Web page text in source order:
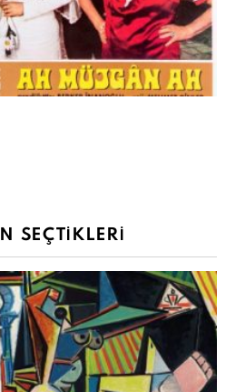
SEÇTIKLERI